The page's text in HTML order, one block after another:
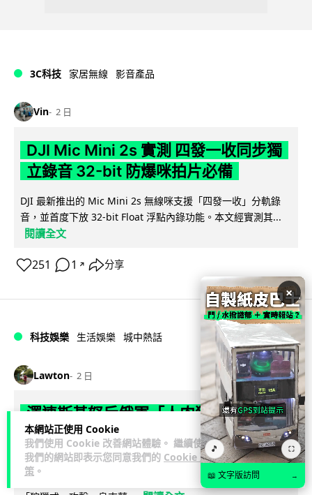
本網站正使用 Cookie
我們使用 Cookie 改善網站體驗。 繼續使用
我們的網站即表示您同意我們的 Cookie 政
策 。
3C科技 家居無線 影音產品
Vin 2 日
DJI Mic Mini 2s 實測 四發一收同步獨
立錄音 32-bit 防爆咪拍片必備
DJI 最新推出的 Mic Mini 2s 無線咪支援「四發一收」分軌錄
音，並首度下放 32-bit Float 浮點內錄功能。本文經實測其...
閱讀全文
251 1 ↗ 分享
科技娛樂 生活娛樂 城中熱話
Lawton 2 日
澤連斯基怒斥俄軍「人肉狩獵」 無人機
追殺烏克蘭小販近 40 秒仍被炸傷
烏克蘭克爾松一名 52 歲小販被俄軍無人機追擊近 40 秒後被炸
傷，影片由烏克蘭總統澤連斯基公開。他直斥俄軍對平民進行
×
🎵 ⛶
📖 文字版訪問 →